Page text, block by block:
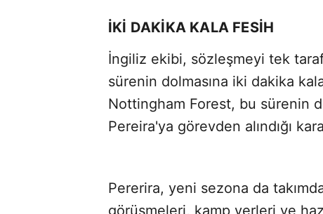
İKİ DAKİKA KALA FESİH
İngiliz ekibi, sözleşmeyi tek
sürenin dolmasına iki dakika
Nottingham Forest, bu sürenin
Pereira'ya görevden alındığı
Pererira, yeni sezona da
görüşmeleri, kamp yerleri ve